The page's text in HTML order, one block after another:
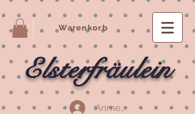
Warenkorb
Elsterfräulein
Anmelden